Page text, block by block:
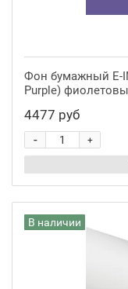
Фон бумажный E-
Purple)
4477 руб
+
-
В наличии